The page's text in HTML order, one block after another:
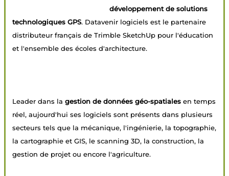
développement de solutions
technologiques GPS. Datavenir logiciels est le partenaire
distributeur français de Trimble SketchUp pour l'éducation
et l'ensemble des écoles d'architecture.
Leader dans la gestion de données géo-spatiales en temps
réel, aujourd'hui ses logiciels sont présents dans plusieurs
secteurs tels que la mécanique, l'ingénierie, la topographie,
la cartographie et GIS, le scanning 3D, la construction, la
gestion de projet ou encore l'agriculture.